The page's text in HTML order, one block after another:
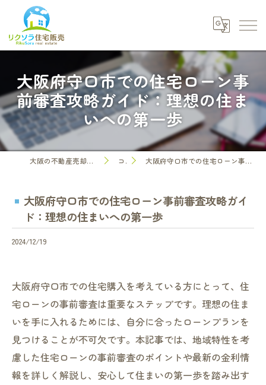
大阪府守口市での住宅ローン事
前審査攻略ガイド：理想の住ま
いへの第一歩
大阪の不動産売却なら株式会社リクソラ住宅販売 コラム 大阪府守口市での住宅ローン事前審査攻略ガイド：理想の住まいへの第一歩
大阪府守口市での住宅ローン事前審査攻略ガイ
ド：理想の住まいへの第一歩
2024/12/19
大阪府守口市での住宅購入を考えている方にとって、住
宅ローンの事前審査は重要なステップです。理想の住ま
いを手に入れるためには、自分に合ったローンプランを
見つけることが不可欠です。本記事では、地域特性を考
慮した住宅ローンの事前審査のポイントや最新の金利情
報を詳しく解説し、安心して住まいの第一歩を踏み出す